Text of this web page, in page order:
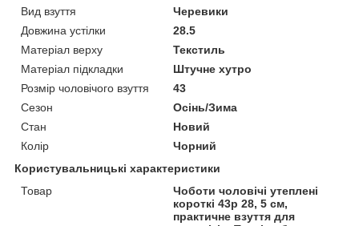
Вид взуття
Черевики
Довжина устілки
28.5
Матеріал верху
Текстиль
Матеріал підкладки
Штучне хутро
Розмір чоловічого взуття
43
Сезон
Осінь/Зима
Стан
Новий
Колір
Чорний
Користувальницькі характеристики
Товар
Чоботи чоловічі утеплені
короткі 43р 28, 5 см,
практичне взуття для